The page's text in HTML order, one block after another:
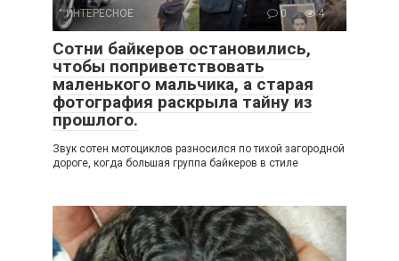
ИНТЕРЕСНОЕ 0 4
Сотни байкеров остановились,
чтобы поприветствовать
маленького мальчика, а старая
фотография раскрыла тайну из
прошлого.
Звук сотен мотоциклов разносился по тихой загородной
дороге, когда большая группа байкеров в стиле